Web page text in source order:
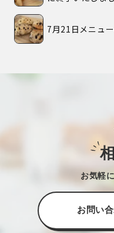
7月21日メニュ
お気軽
お問い